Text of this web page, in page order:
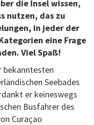
die Insel wissen,
nutzen, das zu
in jeder der
eine Frage
Viel Spaß!
bekanntesten
Seebades
er keineswegs
Busfahrer des
Curaçao